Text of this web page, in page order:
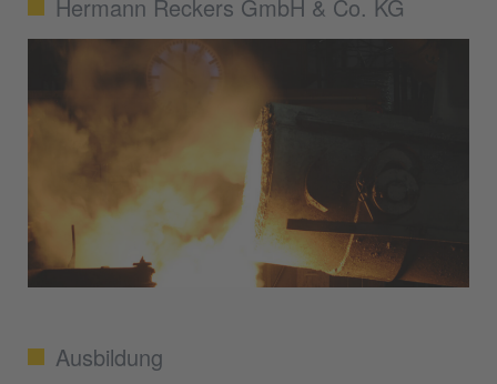
Hermann Reckers GmbH & Co. KG
Ausbildung